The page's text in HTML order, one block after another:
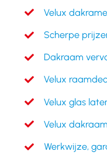
Velux
Scherpe
Dakraam
Velux
Velux glas
Velux
Werkwijze,